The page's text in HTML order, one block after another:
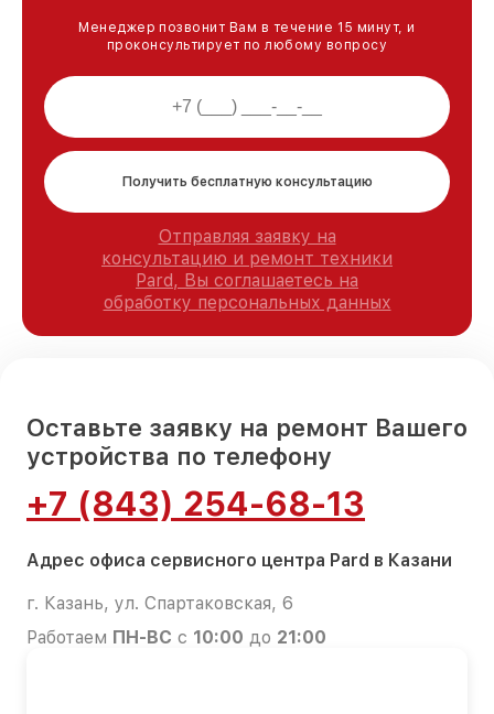
Менеджер позвонит Вам в течение 15 минут, и
проконсультирует по любому вопросу
Получить бесплатную консультацию
Отправляя заявку на
консультацию и ремонт техники
Pard, Вы соглашаетесь на
обработку персональных данных
Оставьте заявку на ремонт Вашего
устройства по телефону
+7 (843) 254-68-13
Адрес офиса сервисного центра Pard в Казани
г. Казань, ул. Спартаковская, 6
Работаем ПН-ВС с 10:00 до 21:00